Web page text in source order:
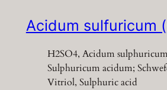
Acidum sulfuricum
H2SO4, Acidum
Sulphuricum acidum;
Vitriol, Sulphuric acid